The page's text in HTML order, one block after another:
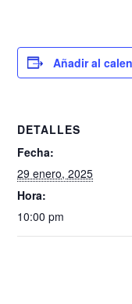
Añadir al
DETALLES
Fecha:
29 enero, 2025
Hora:
10:00 pm